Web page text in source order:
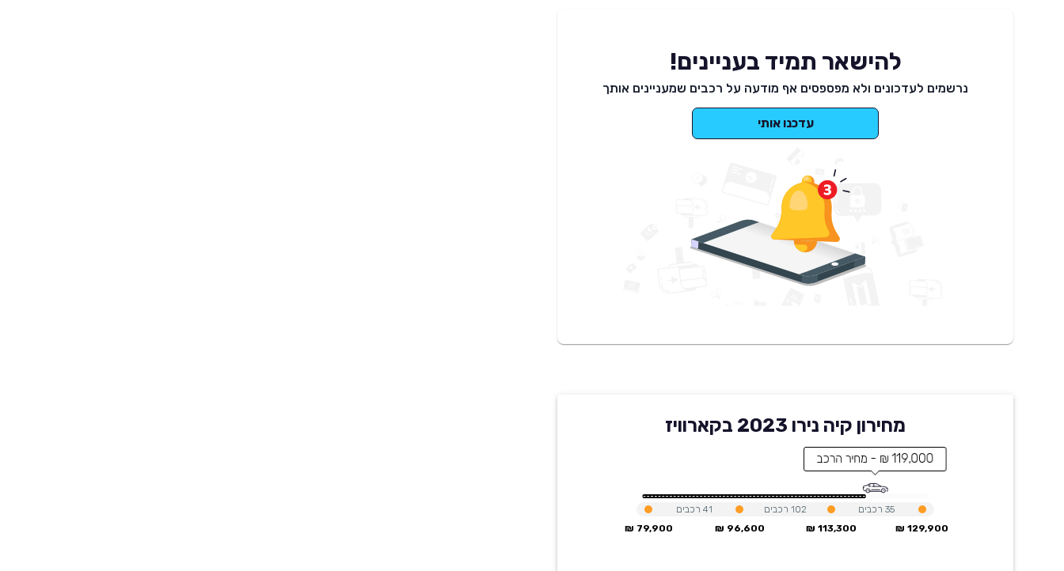
להישאר תמיד בעניינים!
נרשמים לעדכונים ולא מפספסים אף מודעה על רכבים שמעניינים אותך
עדכנו אותי
מחירון קיה נירו 2023 בקארוויז
119,000 ₪ - מחיר הרכב
79,900 ₪
41 רכבים
96,600 ₪
102 רכבים
113,300 ₪
35רכבים
129,900 ₪